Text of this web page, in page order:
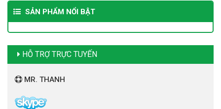
SẢN PHẨM NỔI BẬT
HỖ TRỢ TRỰC TUYẾN
MR. THANH